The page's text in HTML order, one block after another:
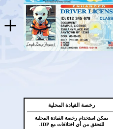
+
رخصة القيادة المحلية
يمكن استخدام رخصة القيادة المحلية
للتحقق من أي اختلافات مع IDP.